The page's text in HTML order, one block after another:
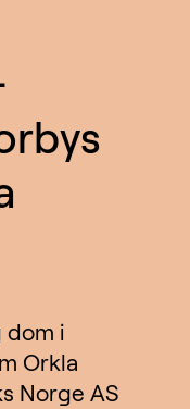
dom i
Orkla
Norge AS